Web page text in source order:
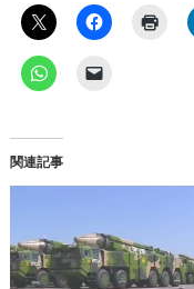
関連記事